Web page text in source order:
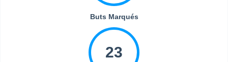
Buts Marqués
23